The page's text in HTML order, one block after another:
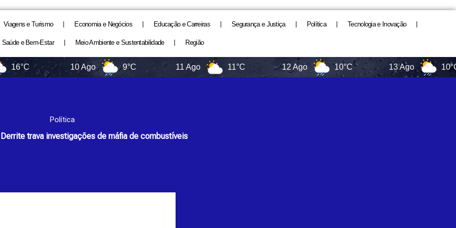
Viagens e Turismo Economia e Negócios Educação e Carreiras Segurança e Justiça Política Tecnologia e Inovação
Saúde e Bem-Estar Meio Ambiente e Sustentabilidade Região
10 Ago 9°C 11°C 12 Ago 10°C 13 Ago 10°C
Política
trava investigações de máfia de combustíveis